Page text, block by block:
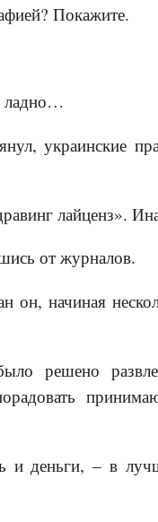
Покажите.
ладно…
украинские
лайценз».
от журналов.
он, начиная
решено
деньги, – в